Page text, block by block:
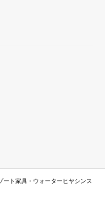
ト家具・ウォーターヒヤシンス